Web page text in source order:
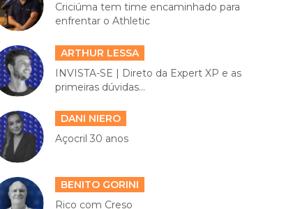
Criciúma tem time encaminhado para
enfrentar o Athletic
ARTHUR LESSA
INVISTA-SE | Direto da Expert XP e as
primeiras dúvidas...
DANI NIERO
Açocril 30 anos
BENITO GORINI
Rico com Creso